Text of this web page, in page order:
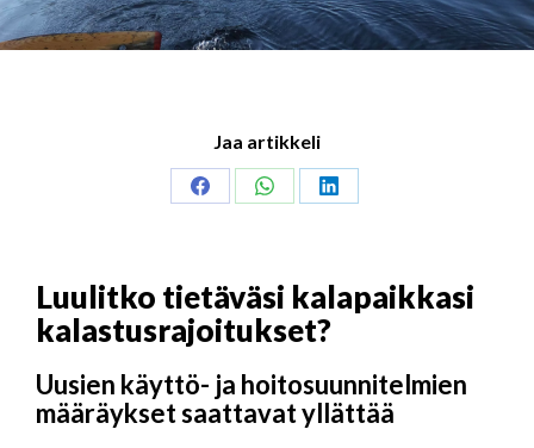
Jaa artikkeli
Share
Share
Share
Luulitko tietäväsi kalapaikkasi
kalastusrajoitukset?
Uusien käyttö- ja hoitosuunnitelmien
määräykset saattavat yllättää